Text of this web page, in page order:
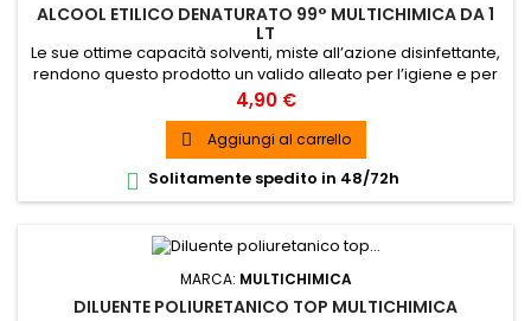
ALCOOL ETILICO DENATURATO 99° MULTICHIMICA DA 1
LT
Le sue ottime capacità solventi, miste all’azione disinfettante,
rendono questo prodotto un valido alleato per l’igiene e per
la sanificazione degli ambienti.
Prezzo
4,90 €
 Aggiungi al carrello
 Solitamente spedito in 48/72h
MARCA: MULTICHIMICA
DILUENTE POLIURETANICO TOP MULTICHIMICA